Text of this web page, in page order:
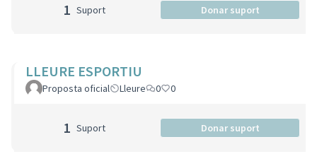
1 Suport Donar suport
LLEURE ESPORTIU
Proposta oficial Lleure 0 0
1 Suport Donar suport